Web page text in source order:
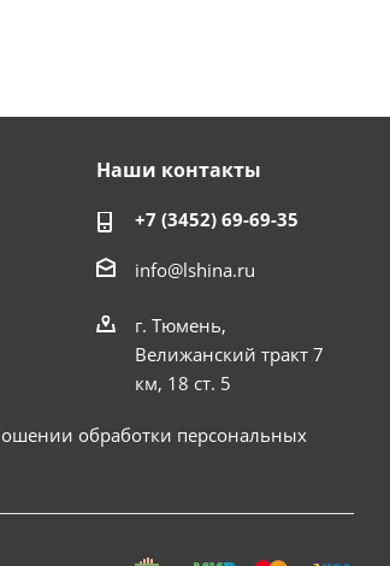
Наши контакты
+7 (3452) 69-69-35
info@lshina.ru
г. Тюмень,
Велижанский тракт 7
км, 18 ст. 5
обработки персональных